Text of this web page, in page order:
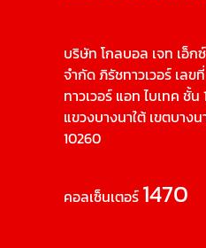
บริษัท โกลบอล เจท เอ็ก
จำกัด ภิรัชทาวเวอร์ เลข
ทาวเวอร์ แอท ไบเทค ชั้
แขวงบางนาใต้ เขตบาง
10260
คอลเซ็นเตอร์ 1470